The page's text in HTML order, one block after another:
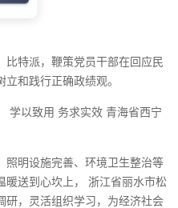
比特派，鞭策党员干部在回应民
和践行正确政绩观。
学以致用 务求实效 青海省西宁
照明设施完善、环境卫生整治等
暖送到心坎上， 浙江省丽水市松
研，灵活组织学习，为经济社会